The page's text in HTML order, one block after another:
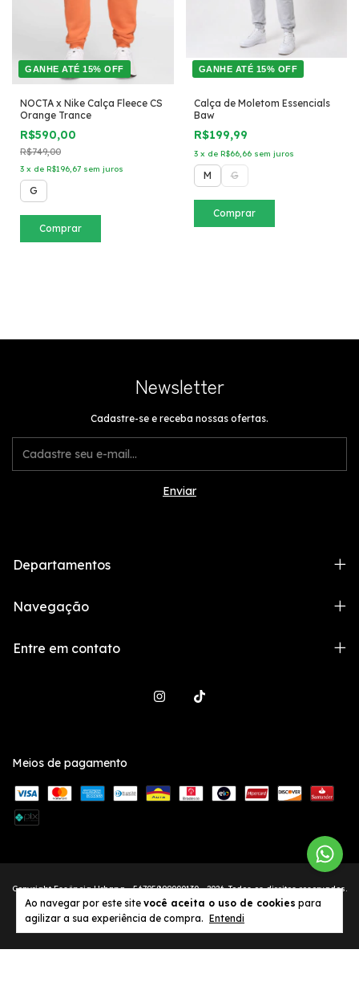
Ao navegar por este site você aceita o uso de cookies para
agilizar a sua experiência de compra. Entendi
GANHE ATÉ 15% OFF
NOCTA x Nike Calça Fleece CS
Orange Trance
R$590,00
R$749,00
3 x de R$196,67 sem juros
G
Comprar
GANHE ATÉ 15% OFF
Calça de Moletom Essencials
Baw
R$199,99
3 x de R$66,66 sem juros
M G
Comprar
Newsletter
Cadastre-se e receba nossas ofertas.
Departamentos
Navegação
Entre em contato
Meios de pagamento
Copyright Essência Urbana - 56795899000130 - 2026. Todos os direitos reservados.